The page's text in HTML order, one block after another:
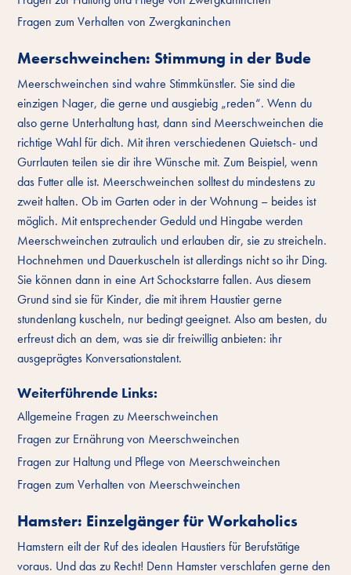
Fragen zum Verhalten von Zwergkaninchen
Meerschweinchen: Stimmung in der Bude
Meerschweinchen sind wahre Stimmkünstler. Sie sind die
einzigen Nager, die gerne und ausgiebig „reden“. Wenn du
also gerne Unterhaltung hast, dann sind Meerschweinchen die
richtige Wahl für dich. Mit ihren verschiedenen Quietsch- und
Gurrlauten teilen sie dir ihre Wünsche mit. Zum Beispiel, wenn
das Futter alle ist. Meerschweinchen solltest du mindestens zu
zweit halten. Ob im Garten oder in der Wohnung – beides ist
möglich. Mit entsprechender Geduld und Hingabe werden
Meerschweinchen zutraulich und erlauben dir, sie zu streicheln.
Hochnehmen und Dauerkuscheln ist allerdings nicht so ihr Ding.
Sie können dann in eine Art Schockstarre fallen. Aus diesem
Grund sind sie für Kinder, die mit ihrem Haustier gerne
stundenlang kuscheln, nur bedingt geeignet. Also am besten, du
erfreust dich an dem, was sie dir freiwillig anbieten: ihr
ausgeprägtes Konversationstalent.
Weiterführende Links:
Allgemeine Fragen zu Meerschweinchen
Fragen zur Ernährung von Meerschweinchen
Fragen zur Haltung und Pflege von Meerschweinchen
Fragen zum Verhalten von Meerschweinchen
Hamster: Einzelgänger für Workaholics
Hamstern eilt der Ruf des idealen Haustiers für Berufstätige
voraus. Und das zu Recht! Denn Hamster verschlafen gerne den